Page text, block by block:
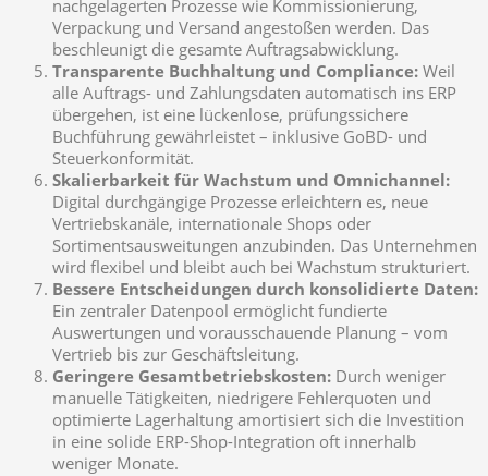
nachgelagerten Prozesse wie Kommissionierung,
Verpackung und Versand angestoßen werden. Das
beschleunigt die gesamte Auftragsabwicklung.
Transparente Buchhaltung und Compliance: Weil
alle Auftrags- und Zahlungsdaten automatisch ins ERP
übergehen, ist eine lückenlose, prüfungssichere
Buchführung gewährleistet – inklusive GoBD- und
Steuerkonformität.
Skalierbarkeit für Wachstum und Omnichannel:
Digital durchgängige Prozesse erleichtern es, neue
Vertriebskanäle, internationale Shops oder
Sortimentsausweitungen anzubinden. Das Unternehmen
wird flexibel und bleibt auch bei Wachstum strukturiert.
Bessere Entscheidungen durch konsolidierte Daten:
Ein zentraler Datenpool ermöglicht fundierte
Auswertungen und vorausschauende Planung – vom
Vertrieb bis zur Geschäftsleitung.
Geringere Gesamtbetriebskosten: Durch weniger
manuelle Tätigkeiten, niedrigere Fehlerquoten und
optimierte Lagerhaltung amortisiert sich die Investition
in eine solide ERP-Shop-Integration oft innerhalb
weniger Monate.